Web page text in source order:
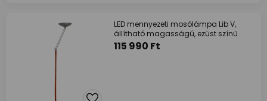
LED mennyezeti mosólámpa Lib V,
állítható magasságú, ezüst színű
115 990 Ft